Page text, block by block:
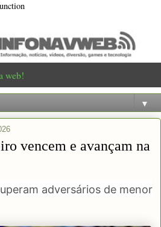
web!
▼
vencem e avançam na
adversários de menor